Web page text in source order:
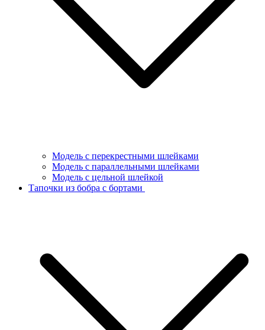
Модель с перекрестными шлейками
Модель с параллельными шлейками
Модель с цельной шлейкой
Тапочки из бобра с бортами